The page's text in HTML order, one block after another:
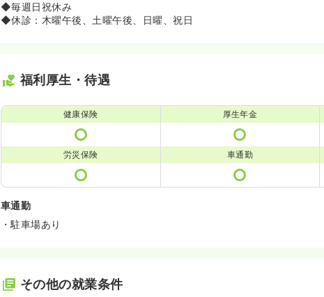
◆毎週日祝休み
◆休診：木曜午後、土曜午後、日曜、祝日
福利厚生・待遇
健康保険 厚生年金
労災保険 車通勤
車通勤
・駐車場あり
その他の就業条件